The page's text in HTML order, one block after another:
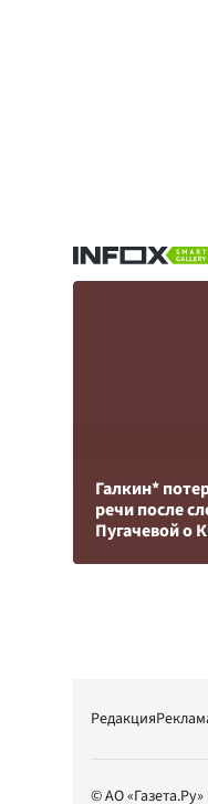
Галкин*
речи после
Пугачевой о
Редакция
© АО